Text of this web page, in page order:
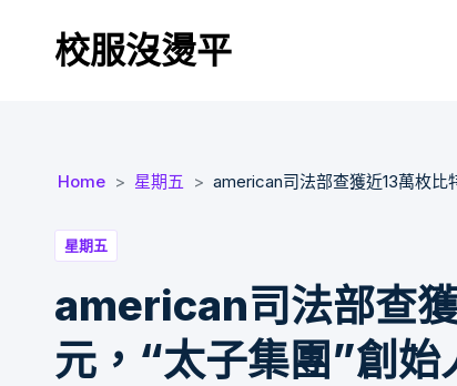
校服沒燙平
Home 星期五 american司法部查獲近13萬枚比
星期五
american司法部查
元，“太子集團”創始